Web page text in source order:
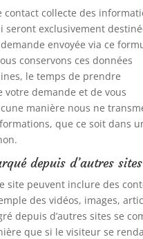
contact collecte des
seront exclusivement
envoyée via ce
conservons ces données
le temps de prendre
votre demande et de vous
manière nous ne
que ce soit dans
depuis d’autres sites
site peuvent inclure des
des vidéos, images,
depuis d’autres sites se
que si le visiteur se